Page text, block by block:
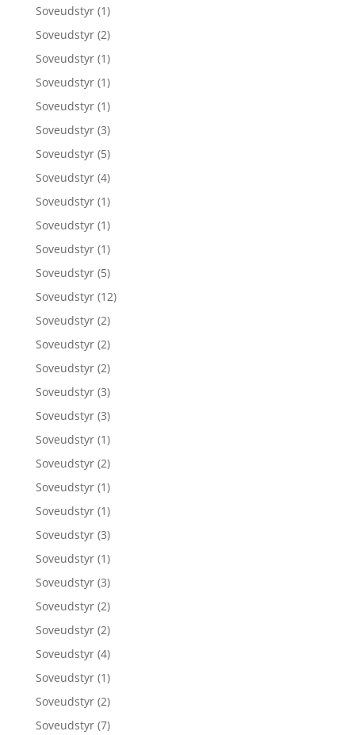
Soveudstyr (1)
Soveudstyr (2)
Soveudstyr (1)
Soveudstyr (1)
Soveudstyr (1)
Soveudstyr (3)
Soveudstyr (5)
Soveudstyr (4)
Soveudstyr (1)
Soveudstyr (1)
Soveudstyr (1)
Soveudstyr (5)
Soveudstyr (12)
Soveudstyr (2)
Soveudstyr (2)
Soveudstyr (2)
Soveudstyr (3)
Soveudstyr (3)
Soveudstyr (1)
Soveudstyr (2)
Soveudstyr (1)
Soveudstyr (1)
Soveudstyr (3)
Soveudstyr (1)
Soveudstyr (3)
Soveudstyr (2)
Soveudstyr (2)
Soveudstyr (4)
Soveudstyr (1)
Soveudstyr (2)
Soveudstyr (7)